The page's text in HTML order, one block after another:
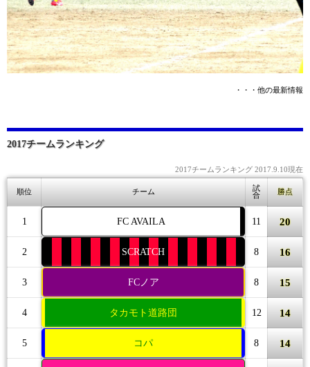
・・・他の最新情報
2017チームランキング
2017チームランキング 2017.9.10現在
順位 チーム
試
合
勝点
1 FC AVAILA 11 20
2 SCRATCH 8 16
3 FCノア 8 15
4 タカモト道路団 12 14
5 コパ 8 14